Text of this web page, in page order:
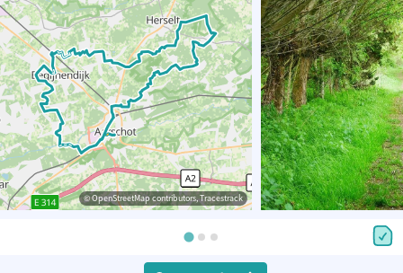
© OpenStreetMap contributors, Tracestrack